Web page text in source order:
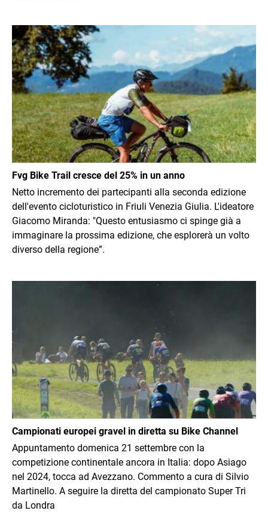
Immagine
Fvg Bike Trail cresce del 25% in un anno
Netto incremento dei partecipanti alla seconda edizione
dell'evento cicloturistico in Friuli Venezia Giulia. L'ideatore
Giacomo Miranda: "Questo entusiasmo ci spinge già a
immaginare la prossima edizione, che esplorerà un volto
diverso della regione”.
Campionati europei gravel in diretta su Bike Channel
Appuntamento domenica 21 settembre con la
competizione continentale ancora in Italia: dopo Asiago
nel 2024, tocca ad Avezzano. Commento a cura di Silvio
Martinello. A seguire la diretta del campionato Super Tri
da Londra